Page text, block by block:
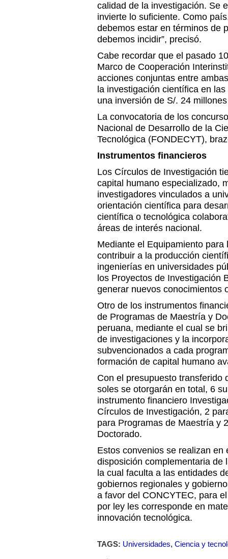
calidad de la investigación. Se
invierte lo suficiente. Como
debemos estar en términos de
debemos incidir”, precisó.
Cabe recordar que el pasado
Marco de Cooperación
acciones conjuntas entre
la investigación científica en
una inversión de S/. 24
La convocatoria de los
Nacional de Desarrollo de la
Tecnológica (FONDECYT),
Instrumentos financieros
Los Círculos de Investigación
capital humano especializado,
investigadores vinculados a
orientación científica para
científica o tecnológica
áreas de interés nacional.
Mediante el Equipamiento
contribuir a la producción
ingenierías en universidades
los Proyectos de Investigación
generar nuevos conocimientos
Otro de los instrumentos
de Programas de Maestría y
peruana, mediante el cual se
de investigaciones y la
subvencionados a cada
formación de capital humano
Con el presupuesto transferido
soles se otorgarán en total, 6
instrumento financiero
Círculos de Investigación, 2
para Programas de Maestría y
Doctorado.
Estos convenios se realizan
disposición complementaria de
la cual faculta a las entidades
gobiernos regionales y
a favor del CONCYTEC, para
por ley les corresponde en
innovación tecnológica.
TAGS: Universidades, Ciencia y